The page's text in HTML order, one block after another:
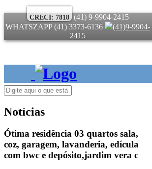
CRECI: 7818
(41) 9-9904-2415
WHATSZAPP (41) 3373-6136
(41)9-9904-
2415
Notícias
Ótima residência 03 quartos sala,
coz, garagem, lavanderia, edícula
com bwc e depósito,jardim vera c